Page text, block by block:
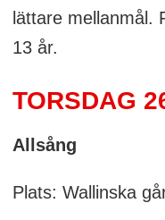
lättare mellanmål.
13 år.
TORSDAG
Allsång
Plats: Wallinska